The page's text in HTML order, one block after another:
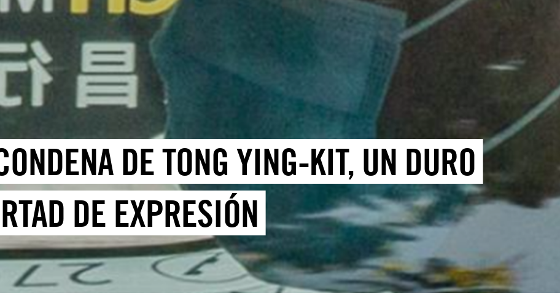
DE TONG YING-KIT, UN DURO
DE EXPRESIÓN